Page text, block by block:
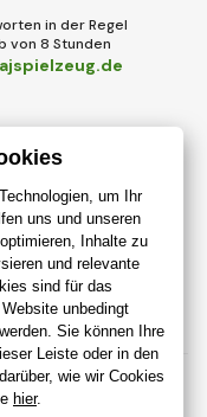
in der Regel
von 8 Stunden